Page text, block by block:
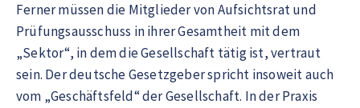
Ferner müssen die Mitglieder von Aufsichtsrat und
Prüfungsausschuss in ihrer Gesamtheit mit dem
„Sektor“, in dem die Gesellschaft tätig ist, vertraut
sein. Der deutsche Gesetzgeber spricht insoweit auch
vom „Geschäftsfeld“ der Gesellschaft. In der Praxis